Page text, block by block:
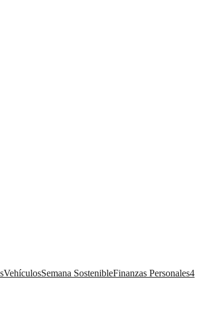
VehículosSemana SostenibleFinanzas Personales4